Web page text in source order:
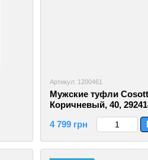
Артикул: 1200461
Мужские туфли
Коричневый, 40,
4 799 грн